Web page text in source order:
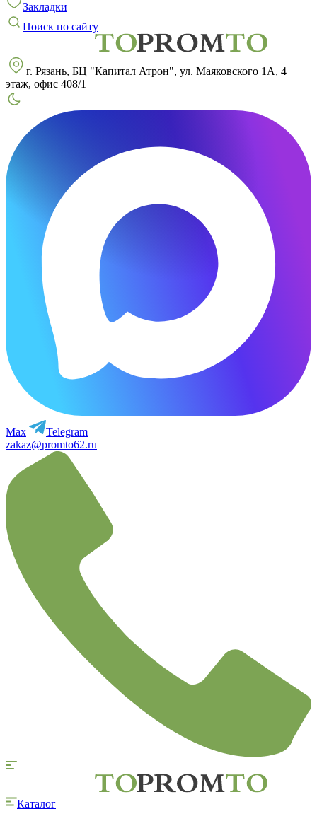
Закладки
Поиск по сайту
г. Рязань, БЦ "Капитал Атрон", ул. Маяковского 1А, 4
этаж, офис 408/1
Max
Telegram
zakaz@promto62.ru
Каталог